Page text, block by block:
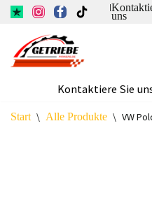
Inhalt
springen
|
uns
Kontaktiere Sie
Start \ Alle Produkte \ VW